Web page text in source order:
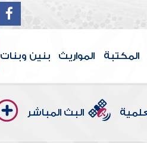
المكتبة المواريث بنين وبنات
البث المباشر